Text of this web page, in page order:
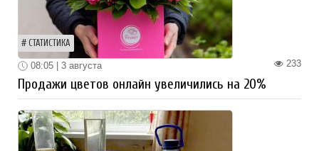
СТАТИСТИКА
233
08:05 | 3 августа
Продажи цветов онлайн увеличились на 20%